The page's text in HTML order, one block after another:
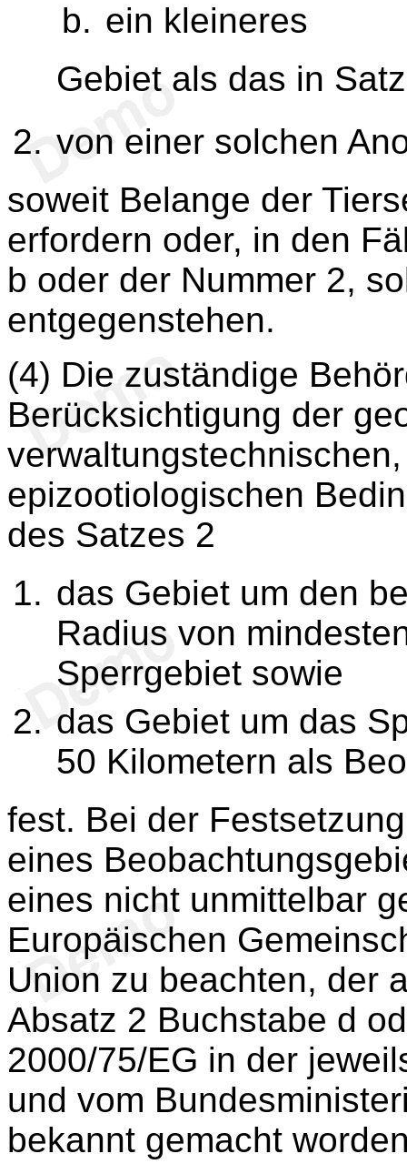
ein kleineres
Gebiet als das in
von einer solchen
soweit Belange der
erfordern oder, in den
b oder der Nummer 2,
entgegenstehen.
(4) Die zuständige
Berücksichtigung der
epizootiologischen
des Satzes 2
das Gebiet um den
Radius von
Sperrgebiet sowie
das Gebiet um das
50 Kilometern als
fest. Bei der
eines
eines nicht unmittelbar
Europäischen
Union zu beachten, der
Absatz 2 Buchstabe d
2000/75/EG in der
und vom
bekannt gemacht